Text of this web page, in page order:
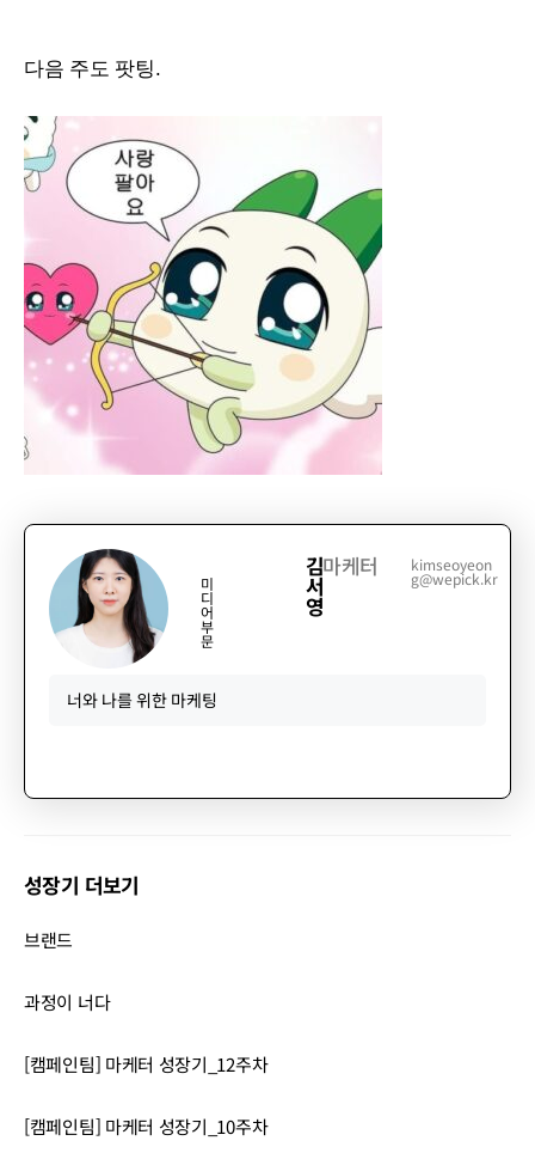
다음 주도 팟팅.
미
디
어
부
문
김
서
영
마케터 kimseoyeon
g@wepick.kr
너와 나를 위한 마케팅
성장기 더보기
브랜드
과정이 너다
[캠페인팀] 마케터 성장기_12주차
[캠페인팀] 마케터 성장기_10주차